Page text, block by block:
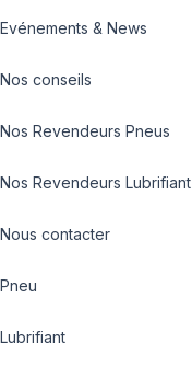
Evénements & News
Nos conseils
Nos Revendeurs Pneus
Nos Revendeurs Lubrifiant
Nous contacter
Pneu
Lubrifiant